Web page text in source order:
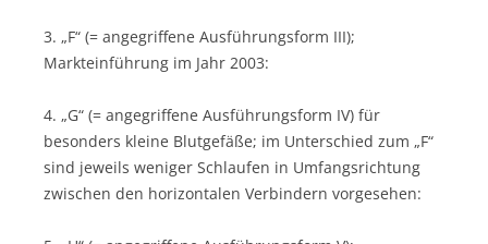
3. „F“ (= angegriffene Ausführungsform III);
Markteinführung im Jahr 2003:
4. „G“ (= angegriffene Ausführungsform IV) für
besonders kleine Blutgefäße; im Unterschied zum „F“
sind jeweils weniger Schlaufen in Umfangsrichtung
zwischen den horizontalen Verbindern vorgesehen: